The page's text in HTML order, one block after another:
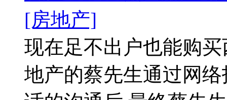
[房地产]
现在足不出户也能购
地产的蔡先生通过网